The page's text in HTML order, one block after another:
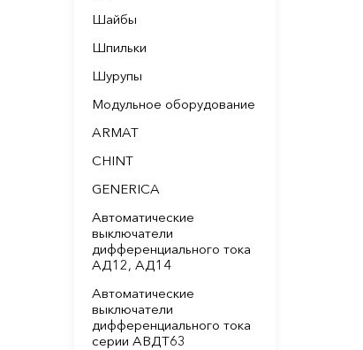
Шайбы
Шпильки
Шурупы
Модульное оборудование
ARMAT
CHINT
GENERICA
Автоматические
выключатели
дифференциального тока
АД12, АД14
Автоматические
выключатели
дифференциального тока
серии АВДТ63